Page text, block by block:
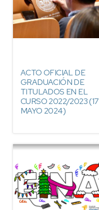
ACTO OFICIAL DE
GRADUACIÓN DE
TITULADOS EN EL
CURSO 2022/2023 (17
MAYO 2024)